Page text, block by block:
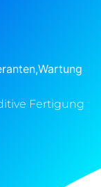
Fertigung